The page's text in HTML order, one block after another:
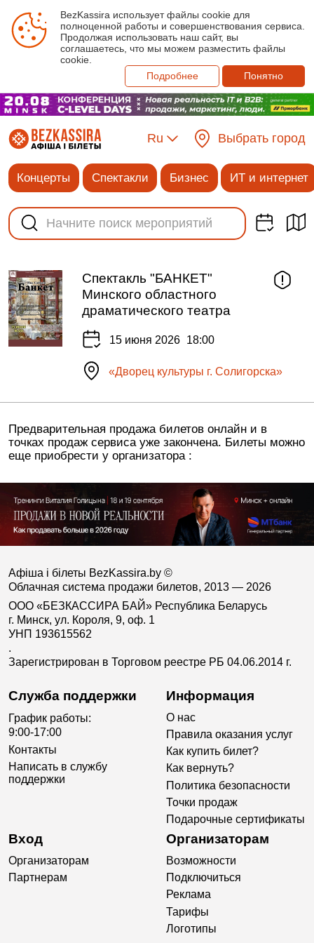
BezKassira использует файлы cookie для
полноценной работы и совершенствования сервиса.
Продолжая использовать наш сайт, вы
соглашаетесь, что мы можем разместить файлы
cookie.
Подробнее
Понятно
Ru Выбрать город
Концерты Спектакли Бизнес ИТ и интернет
Спектакль "БАНКЕТ"
Минского областного
драматического театра
15 июня 2026 18:00
«Дворец культуры г. Солигорска»
Предварительная продажа билетов онлайн и в
точках продаж сервиса уже закончена. Билеты можно
еще приобрести у организатора :
Афіша і білеты BezKassira.by ©
Облачная система продажи билетов, 2013 — 2026
ООО «БЕЗКАССИРА БАЙ» Республика Беларусь
г. Минск, ул. Короля, 9, оф. 1
УНП 193615562
.
Зарегистрирован в Торговом реестре РБ 04.06.2014 г.
Служба поддержки
График работы:
9:00-17:00
Контакты
Написать в службу
поддержки
Информация
О нас
Правила оказания услуг
Как купить билет?
Как вернуть?
Политика безопасности
Точки продаж
Подарочные сертификаты
Вход
Организаторам
Партнерам
Организаторам
Возможности
Подключиться
Реклама
Тарифы
Логотипы